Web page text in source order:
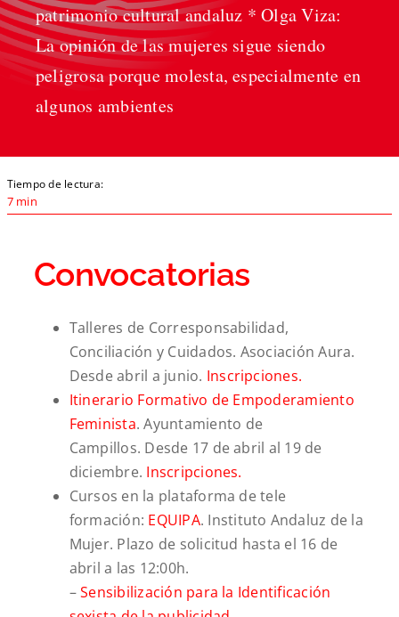
patrimonio cultural andaluz * Olga Viza:
La opinión de las mujeres sigue siendo
peligrosa porque molesta, especialmente en
algunos ambientes
Tiempo de lectura:
7 min
Convocatorias
Talleres de Corresponsabilidad,
Conciliación y Cuidados. Asociación Aura.
Desde abril a junio. Inscripciones.
Itinerario Formativo de Empoderamiento
Feminista. Ayuntamiento de
Campillos. Desde 17 de abril al 19 de
diciembre. Inscripciones.
Cursos en la plataforma de tele
formación: EQUIPA. Instituto Andaluz de la
Mujer. Plazo de solicitud hasta el 16 de
abril a las 12:00h.
–Sensibilización para la Identificación